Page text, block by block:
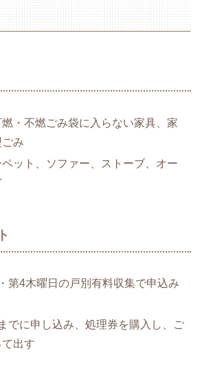
・不燃ごみ袋に入らない家具、家
み
ット、ソファー、ストーブ、オー
第4木曜日の戸別有料収集で申込み
でに申し込み、処理券を購入し、ご
出す